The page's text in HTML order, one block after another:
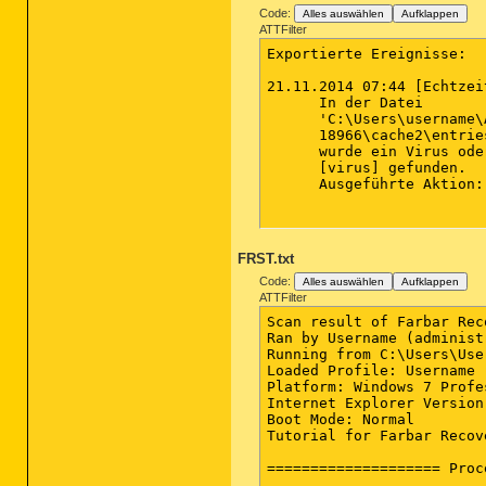
Code: Alles auswählen Aufklappen
ATTFilter
Exportierte Ereignisse:
21.11.2014 07:44
      In der Datei
wurde ein Virus
      [virus] gefunden.
Ausgeführte
FRST.txt
Code: Alles auswählen Aufklappen
ATTFilter
Scan result of Farbar Recovery Scan Tool (FRST.txt) (x64) Version: 20-11-2014
Ran by Username (administrator) on Username-THINK on 21-11-2014 10:18:33
Running from C:\Users\Username\Desktop
Loaded Profile: Username (Available profiles: UpdatusUser & Username & Username)
Platform: Windows 7 Professional Service Pack 1 (X64) OS Language: Deutsch (Deutschland)
Internet Explorer Version 11
Boot Mode: Normal
Tutorial for Farbar Recovery Scan Tool: hxxp://www.geekstogo.com/forum/topic/335081-frst-tutorial-how-to-use-farbar-recovery-scan-tool/

==================== Processes (Whitelisted) =================

(If an entry is included in the fixlist, the process will be closed. The file will not be moved.)

(Lenovo.) C:\Windows\System32\ibmpmsvc.exe
(Microsoft Corporation) C:\Program Files\Microsoft Security Client\MsMpEng.exe
(Microsoft Corporation) C:\Windows\System32\wlanext.exe
(Avira Operations GmbH & Co. KG) C:\Program Files (x86)\Avira\AntiVir Desktop\sched.exe
(Lenovo Group Limited) C:\Program Files\Lenovo\HOTKEY\TPHKSVC.exe
(Lenovo) C:\Program Files (x86)\Lenovo\Access Connections\AcPrfMgrSvc.exe
(Avira Operations GmbH & Co. KG) C:\Program Files (x86)\Avira\AntiVir Desktop\avguard.exe
(Apple Inc.) C:\Program Files (x86)\Common Files\Apple\Mobile Device Support\AppleMobileDeviceService.exe
(Apple Inc.) C:\Program Files\Bonjour\mDNSResponder.exe
(Microsoft Corporation) C:\Program Files (x86)\Skype\Toolbars\AutoUpdate\SkypeC2CAutoUpdateSvc.exe
(Microsoft Corporation) C:\Program Files (x86)\Skype\Toolbars\PNRSvc\SkypeC2CPNRSvc.exe
() C:\Program Files (x86)\GNU\GnuPG\dirmngr.exe
(Intel(R) Corporation) C:\Program Files\Intel\WiFi\bin\EvtEng.exe
(Intel Corporation) C:\Program Files (x86)\Intel\Services\IPT\jhi_service.exe
(Lenovo Group Limited) C:\Program Files\Lenovo\Communications Utility\CamMute.exe
(Intel(R) Corporation) C:\Program Files\Common Files\Intel\WirelessCommon\RegSrvc.exe
(Conexant Systems, Inc.) C:\Windows\SysWOW64\SASrv.exe
(Secunia) C:\Program Files (x86)\Secunia\PSI\psia.exe
(Intel® Corporation) C:\Program Files\Intel\WiFi\bin\ZeroConfigService.exe
(Lenovo) C:\Program Files (x86)\Lenovo\Access Connections\AcSvc.exe
(Avira Operations GmbH & Co. KG) C:\Program Files (x86)\Avira\My Avira\Avira.OE.ServiceHost.exe
(Avira Operations GmbH & Co. KG) C:\Program Files (x86)\Avira\AntiVir Desktop\avshadow.exe
(Microsoft Corporation) C:\Program Files\Microsoft Security Client\NisSrv.exe
(Secunia) C:\Program Files (x86)\Secunia\PSI\sua.exe
(Intel Corporation) C:\Program Files\Intel\BluetoothHS\BTHSAmpPalService.exe
(Intel(R) Corporation) C:\Program Files\Intel\BluetoothHS\BTHSSecurityMgr.exe
(Microsoft Corporation) C:\Windows\Microsoft.NET\Framework64\v3.0\WPF\PresentationFontCache.exe
(Intel Corporation) C:\Program Files (x86)\Intel\Intel(R) Management Engine Components\LMS\LMS.exe
(Intel Corporation) C:\Program Files (x86)\Intel\Intel(R) Management Engine Components\UNS\UNS.exe
(Apple Inc.) C:\Program Files\iPod\bin\iPodService.exe
(Lenovo) C:\Program Files (x86)\ThinkPad\Utilities\PWMDBSVC.exe
(Lenovo) C:\Program Files (x86)\Lenovo\Access Connections\SvcGuiHlpr.exe
(Lenovo Group Limited) C:\Program